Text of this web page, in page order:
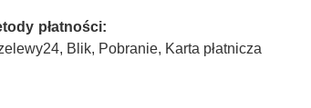
płatności:
Blik, Pobranie, Karta płatnicza